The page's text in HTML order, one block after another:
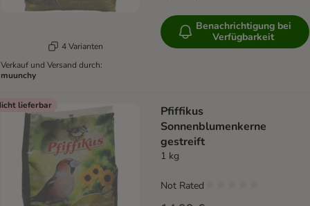
4 Varianten
Verkauf und Versand durch:
muunchy
Benachrichtigung bei
Verfügbarkeit
lieferbar
Pfiffikus
Sonnenblumenkerne
gestreift
1 kg
Not Rated